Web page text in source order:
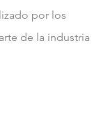
por los
de la industria